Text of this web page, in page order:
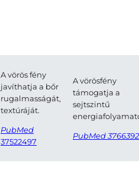
A vörös fény
javíthatja a bőr
rugalmasságát,
textúráját.
PubMed
37522497
A vörösfény
támogatja a
sejtszintű
PubMed